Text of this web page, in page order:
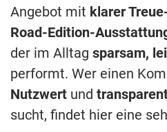
Angebot mit klarer
Road-Edition-
der im Alltag sparsam,
performt. Wer einen
Nutzwert und
sucht, findet hier eine